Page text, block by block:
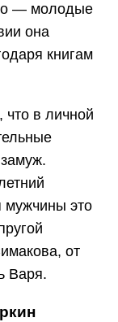
— молодые
она
книгам
что в личной
мужчины это
от
Варя.